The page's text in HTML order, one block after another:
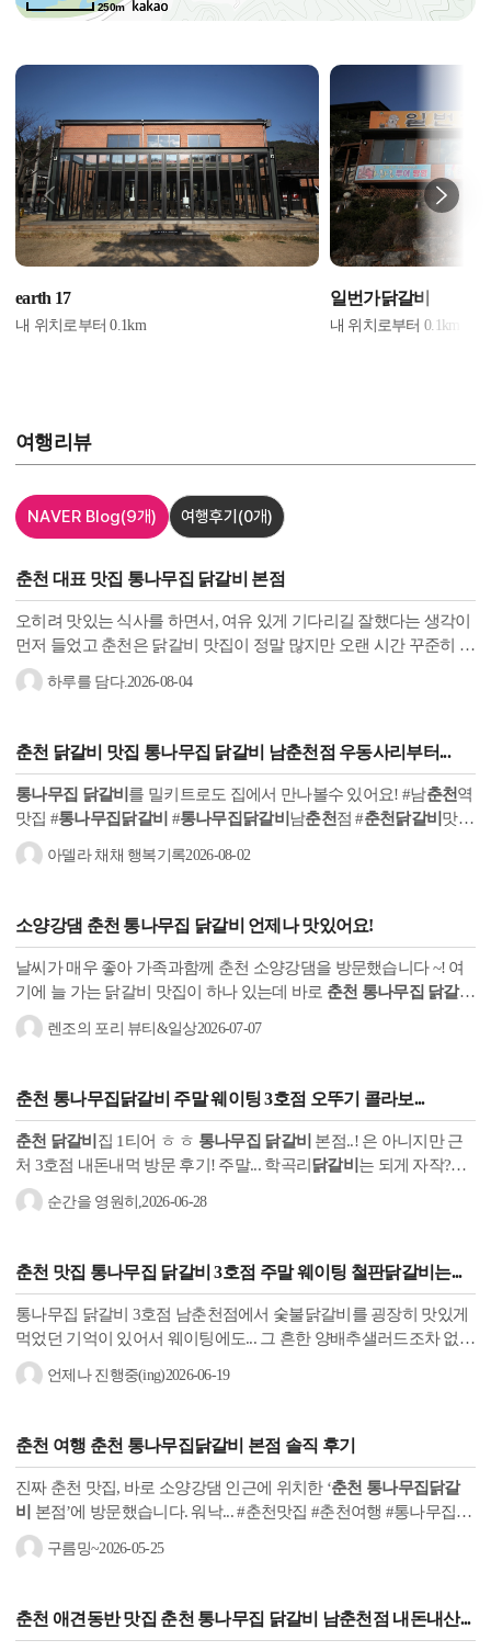
250m
earth 17
내 위치로부터0.1km
일번가닭갈비
내 위치로부터0.1 km
여행리뷰
NAVER Blog(9개) 여행후기 (0개)
춘천 대표 맛집 통나무집 닭갈비 본점
오히려 맛있는 식사를 하면서, 여유 있게 기다리길 잘했다는 생각이
먼저 들었고 춘천은 닭갈비 맛집이 정말 많지만 오랜 시간 꾸준히 사
랑받는 곳에는 이유가 있다는 걸 직접 경험한
비 ...
하루를 담다.2026-08-04
춘천 닭갈비 맛집 통나무집 닭갈비 남춘천점 우동사리부터...
통나무집 닭갈비 를 밀키트로도 집에서 만나볼수 있어요! #남춘천역
맛집 #통나무집닭갈비 #통나무집닭갈비 남춘천점 #춘천닭갈비 맛집
#춘천
아델라 채채 행복기록2026-08-02
소양강댐 춘천 통나무집 닭갈비 언제나 맛있어요!
날씨가 매우 좋아 가족과함께 춘천 소양강댐을 방문했습니다 ~! 여
기에 늘 가는 닭갈비 맛집이 하나 있는데 바로 춘천 통나무집 닭갈비
입니다 ~~ 와이프와 둘이서 아들과 셋이서 이제 부모님까지 방문하
고...
렌조의 포리 뷰티&일상2026-07-07
춘천 통나무집닭갈비 주말 웨이팅 3호점 오뚜기 콜라보...
춘천 닭갈비 집 1티어 ㅎ ㅎ 통나무집 닭갈비 본점..! 은 아니지만 근
처 3호점 내돈내먹 방문 후기! 주말... 학곡리 닭갈비 는 되게 자작?하
게 볶아줘서 살짝 건조한 느낌이라면,
해서...
순간을 영원히,2026-06-28
춘천 맛집 통나무집 닭갈비 3호점 주말 웨이팅 철판닭갈비 는...
통나무집 닭갈비 3호점 남춘천점에서 숯불닭갈비를 굉장히 맛있게
먹었던 기억이 있어서 웨이팅에도... 그 흔한 양배추샐러드조차 없다
니ㅠㅠ 남
고...
언제나 진행중(ing)2026-06-19
춘천 여행 춘천 통나무집닭갈비 본점 솔직 후기
진짜 춘천 맛집, 바로 소양강댐 인근에 위치한 ‘춘천 통나무집닭갈
비
본점’에 방문했습니다. 워낙... #춘천맛집 #춘천여행 #통나무집닭
갈비 #춘천닭갈비맛집 #소양강댐맛집 #춘천가볼만한곳 #닭갈비맛
집...
구름밍~2026-05-25
춘천 애견동반 맛집 춘천 통나무집 닭갈비 남춘천점 내돈내산...